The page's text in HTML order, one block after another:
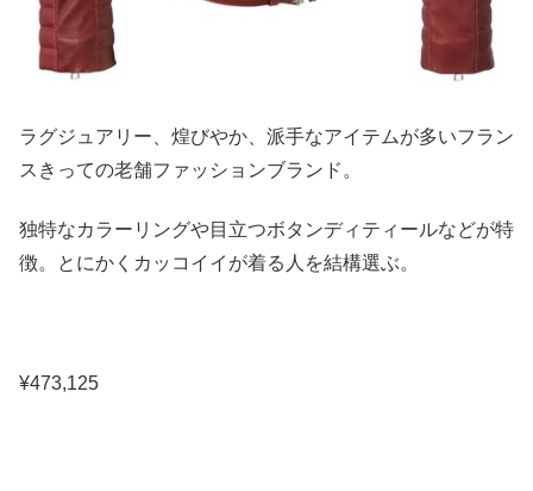
ラグジュアリー、煌びやか、派手なアイテムが多いフラン
スきっての老舗ファッションブランド。
独特なカラーリングや目立つボタンディティールなどが特
徴。とにかくカッコイイが着る人を結構選ぶ。
¥473,125